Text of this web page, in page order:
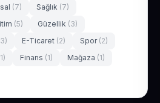
(7) Sağlık (7)
(5) Güzellik (3)
E-Ticaret (2) Spor (2)
Finans (1) Mağaza (1)